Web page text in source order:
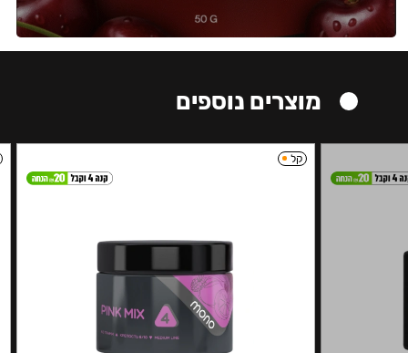
מוצרים נוספים
קל